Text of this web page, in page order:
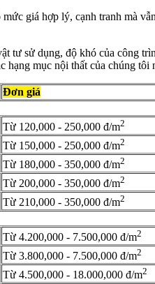
giá hợp lý, cạnh tranh mà
tư sử dụng, độ khó của công
hạng mục nội thất của chúng tôi
Đơn giá
Từ 120,000 - 250,000 đ/m2
Từ 150,000 - 250,000 đ/m2
Từ 180,000 - 350,000 đ/m2
Từ 200,000 - 350,000 đ/m2
Từ 210,000 - 350,000 đ/m2
Từ 4.200,000 - 7.500,000 đ/m2
Từ 3.800,000 - 7.500,000 đ/m2
Từ 4.500,000 - 18.000,000 đ/m2